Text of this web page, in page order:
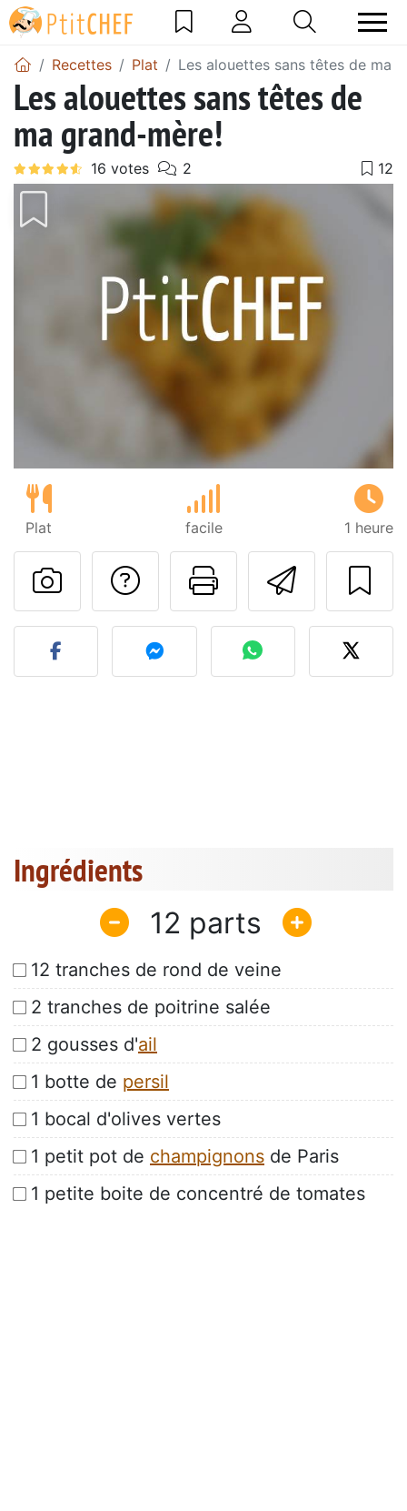
Recettes Plat Les alouettes sans têtes de ma
Les alouettes sans têtes de
ma grand-mère!
Plat facile 1 heure
Imprimer
Poser une
Publier votre photo de
Ingrédients
12
12 tranches de rond de veine
2 tranches de poitrine salée
2 gousses d'ail
1 botte de persil
1 bocal d'olives vertes
1 petit pot de champignons de Paris
1 petite boite de concentré de tomates